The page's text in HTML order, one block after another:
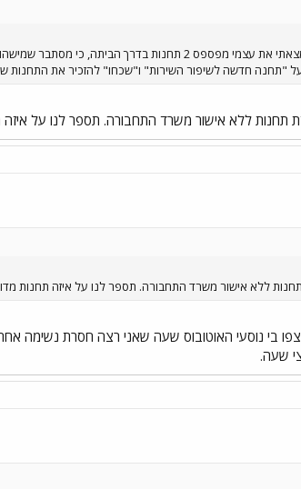
מי מחליט ומי נותן את האישורים על הזזת וביטול תחנות? אתמול
"תחנה חדשה לשיפור השירות" ו"שכחו" להזכיר את התחנות
תחנות ללא אישור משרד התחבורה. תספר לנו על איזה
ללא אישור משרד התחבורה. תספר לנו על איזה תחנות
תחנה של 56 ב"שידור חי" או אז צפו בי נוסעי האוטובוס שעה שאני רצה
שעה.